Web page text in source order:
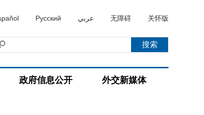
Русский عربي 无障碍 关怀版
政府信息公开 外交新媒体